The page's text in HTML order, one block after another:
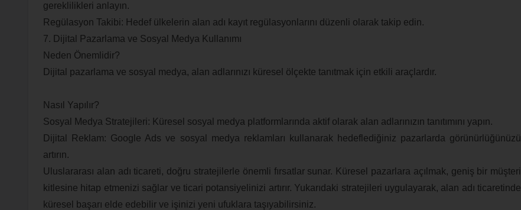
gereklilikleri anlayın.
Regülasyon Takibi: Hedef ülkelerin alan adı kayıt regülasyonlarını düzenli olarak takip edin.
7. Dijital Pazarlama ve Sosyal Medya Kullanımı
Neden Önemlidir?
Dijital pazarlama ve sosyal medya, alan adlarınızı küresel ölçekte tanıtmak için etkili araçlardır.
Nasıl Yapılır?
Sosyal Medya Stratejileri: Küresel sosyal medya platformlarında aktif olarak alan adlarınızın tanıtımını yapın.
Dijital Reklam: Google Ads ve sosyal medya reklamları kullanarak hedeflediğiniz pazarlarda görünürlüğünüzü
artırın.
Uluslararası alan adı ticareti, doğru stratejilerle önemli fırsatlar sunar. Küresel pazarlara açılmak, geniş bir müşteri
kitlesine hitap etmenizi sağlar ve ticari potansiyelinizi artırır. Yukarıdaki stratejileri uygulayarak, alan adı ticaretinde
küresel başarı elde edebilir ve işinizi yeni ufuklara taşıyabilirsiniz.